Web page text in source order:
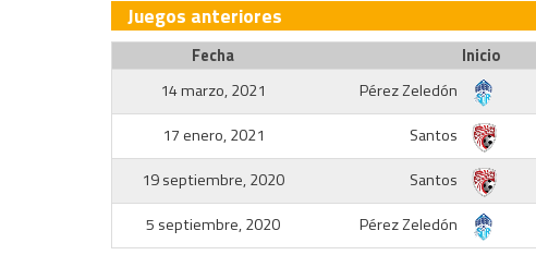
Juegos anteriores
Fecha Inicio
14 marzo, 2021
Pérez Zeledón
17 enero, 2021
Santos
19 septiembre, 2020
Santos
5 septiembre, 2020
Pérez Zeledón